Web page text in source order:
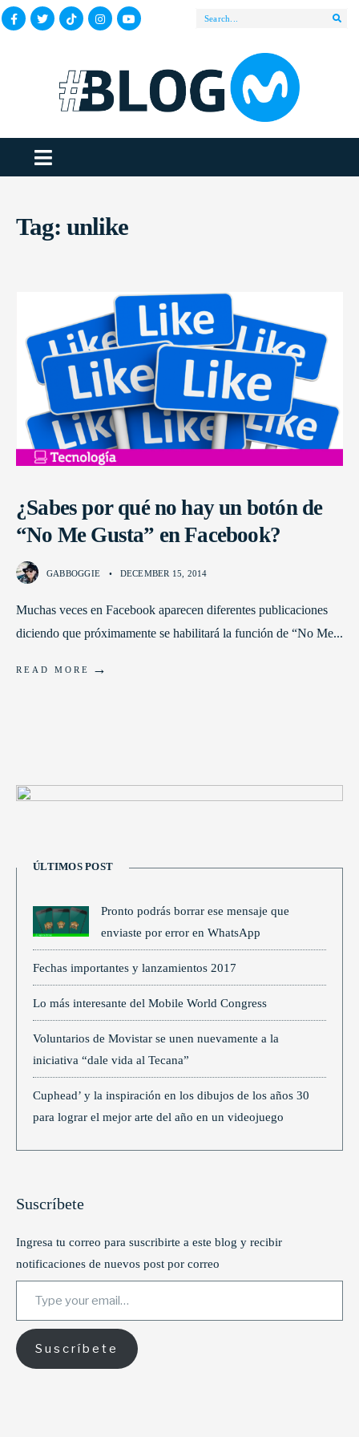
Tag: unlike
¿Sabes por qué no hay un botón de
“No Me Gusta” en Facebook?
GABBOGGIE • DECEMBER 15, 2014
Muchas veces en Facebook aparecen diferentes publicaciones
diciendo que próximamente se habilitará la función de “No Me...
READ MORE →
ÚLTIMOS POST
Pronto podrás borrar ese mensaje que
enviaste por error en WhatsApp
Fechas importantes y lanzamientos 2017
Lo más interesante del Mobile World Congress
Voluntarios de Movistar se unen nuevamente a la
iniciativa “dale vida al Tecana”
Cuphead’ y la inspiración en los dibujos de los años 30
para lograr el mejor arte del año en un videojuego
Suscríbete
Ingresa tu correo para suscribirte a este blog y recibir
notificaciones de nuevos post por correo
Type your email…
Suscríbete